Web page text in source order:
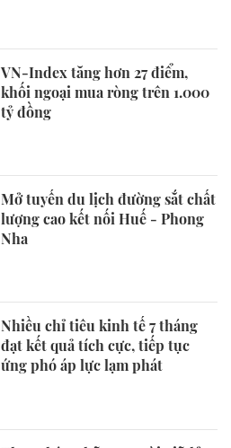
VN-Index tăng hơn 27 điểm,
khối ngoại mua ròng trên 1.000
tỷ đồng
Mở tuyến du lịch đường sắt chất
lượng cao kết nối Huế - Phong
Nha
Nhiều chỉ tiêu kinh tế 7 tháng
đạt kết quả tích cực, tiếp tục
ứng phó áp lực lạm phát